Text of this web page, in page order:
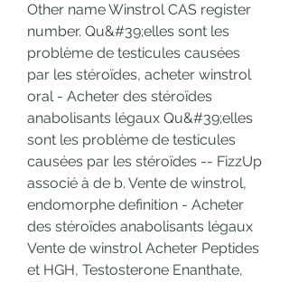
Other name Winstrol CAS register
number. Qu&#39;elles sont les
problème de testicules causées
par les stéroïdes, acheter winstrol
oral - Acheter des stéroïdes
anabolisants légaux Qu&#39;elles
sont les problème de testicules
causées par les stéroïdes -- FizzUp
associé à de b. Vente de winstrol,
endomorphe definition - Acheter
des stéroïdes anabolisants légaux
Vente de winstrol Acheter Peptides
et HGH, Testosterone Enanthate,